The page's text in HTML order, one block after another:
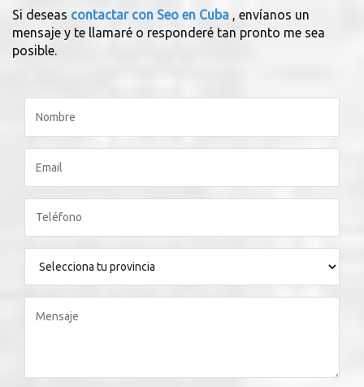
Si deseas contactar con Seo en Cuba , envíanos un
mensaje y te llamaré o responderé tan pronto me sea
posible.